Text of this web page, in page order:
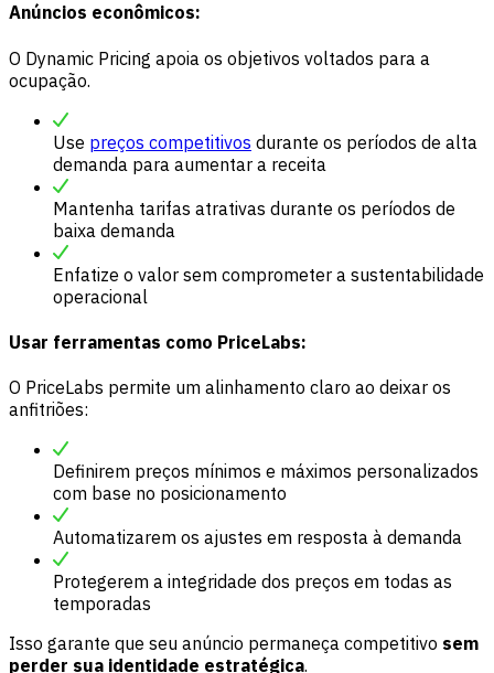
Anúncios econômicos:
O Dynamic Pricing apoia os objetivos voltados para a
ocupação.
Use preços competitivos durante os períodos de alta
demanda para aumentar a receita
Mantenha tarifas atrativas durante os períodos de
baixa demanda
Enfatize o valor sem comprometer a sustentabilidade
operacional
Usar ferramentas como PriceLabs:
O PriceLabs permite um alinhamento claro ao deixar os
anfitriões:
Definirem preços mínimos e máximos personalizados
com base no posicionamento
Automatizarem os ajustes em resposta à demanda
Protegerem a integridade dos preços em todas as
temporadas
Isso garante que seu anúncio permaneça competitivo sem
perder sua identidade estratégica.